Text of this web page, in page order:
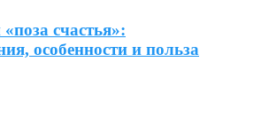
счастья»:
особенности и польза